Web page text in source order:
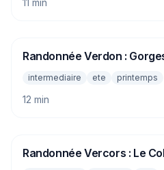
11 min
RANDONNEE
Randonnée Verdon :
intermediaire ete printemps
12 min
RANDONNEE
Randonnée Vercors : Le